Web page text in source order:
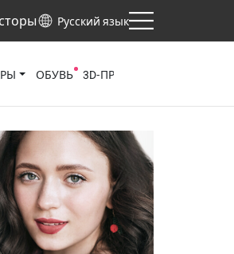
Русский язык
ОБУВЬ 3D‑ПРОСМОТРЩИК